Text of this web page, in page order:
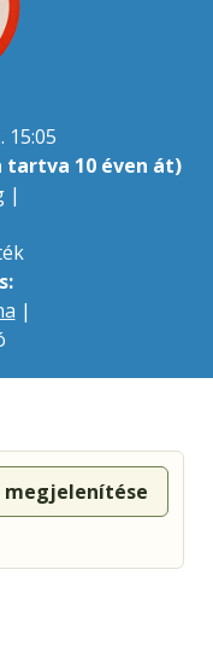
15:05
tartva 10 éven át)
|
|
megjelenítése